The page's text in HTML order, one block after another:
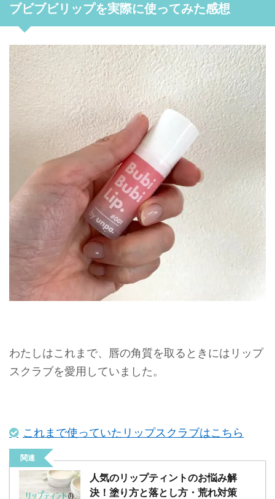
ブビブビリップを実際に使ってみた感想
わたしはこれまで、唇の角質を取るときにはリップ
スクラブを愛用していました。
これまで使っていたリップスクラブはこちら
関連
人気のリップティントのお悩み解
決！塗り方と落とし方・荒れ対策